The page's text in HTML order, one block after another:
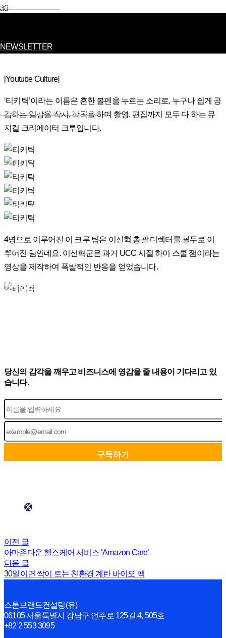
BRANDING NOW
NEWSLETTER
JOIN STONE NEWSLETTER
Facebook
Instagram
YouTube
Pinterest
음악으로 모든 걸 하는 4인 크리에이터 티키틱
[Youtube Culture]
‘티키틱’이라는 이름은 흔한 볼펜을 누르는 소리로, 누구나 쉽게 공
감하는 일상을 작사, 작곡을 하며 촬영, 편집까지 모두 다 하는 뮤
지컬 크리에이터 크루입니다.
4명으로 이루어진 이 크루 팀은 이신혁 총괄 디렉터를 필두로 이
루어진 팀인데요. 이신혁군은 과거 UCC 시절 하이 스쿨 잼이라는
영상을 제작하여 폭발적인 반응을 얻었습니다.
당신의 감각을 깨우고 비즈니스에 영감을 줄 내용이 기다리고 있
습니다.
이전 글
아마존다운 헬스케어 서비스 ‘Amazon Care’
다음 글
30일이면 싹이 트는 친환경 계란 바이오 팩
스톤브랜드컨설팅(유)
06105 서울특별시 강남구 언주로 125길 4, 505호
+82 2 553 3095